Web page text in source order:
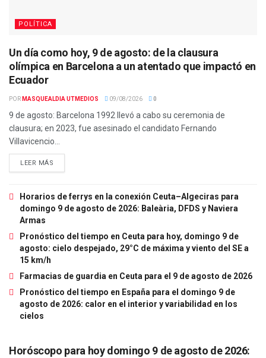
POLÍTICA
Un día como hoy, 9 de agosto: de la clausura
olímpica en Barcelona a un atentado que impactó en
Ecuador
POR MASQUEALDIA UTMEDIOS 09/08/2026 0
9 de agosto: Barcelona 1992 llevó a cabo su ceremonia de
clausura; en 2023, fue asesinado el candidato Fernando
Villavicencio...
LEER MÁS
Horarios de ferrys en la conexión Ceuta–Algeciras para
domingo 9 de agosto de 2026: Baleària, DFDS y Naviera
Armas
Pronóstico del tiempo en Ceuta para hoy, domingo 9 de
agosto: cielo despejado, 29°C de máxima y viento del SE a
15 km/h
Farmacias de guardia en Ceuta para el 9 de agosto de 2026
Pronóstico del tiempo en España para el domingo 9 de
agosto de 2026: calor en el interior y variabilidad en los
cielos
Horóscopo para hoy domingo 9 de agosto de 2026: